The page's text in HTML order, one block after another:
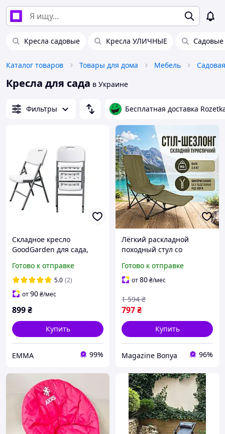
Кресла садовые Кресла УЛИЧНЫЕ Садовые
Каталог товаров Товары для дома Мебель
Кресла для сада в Украине
Фильтры Бесплатная доставка
Складное кресло
GoodGarden для сада,
конференций
Готово к отправке
5.0 (2)
от90₴/мес
899₴
Купить
EMMA 99%
Лёгкий раскладной
походный стул со
туризма и кемпинга,
мобильное кресло для
Готово к отправке
от80₴/мес
797₴
1 594 ₴
Купить
Magazine Bonya 96%